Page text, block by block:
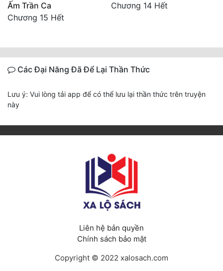
Ấm Trần Ca
Chương 15 Hết
Chương 14 Hết
Các Đại Năng Đã Để Lại Thần Thức
Lưu ý: Vui lòng tải app để có thể lưu lại thần thức trên truyện
này
Liên hệ bản quyền
Chính sách bảo mật
Copyright © 2022 xalosach.com